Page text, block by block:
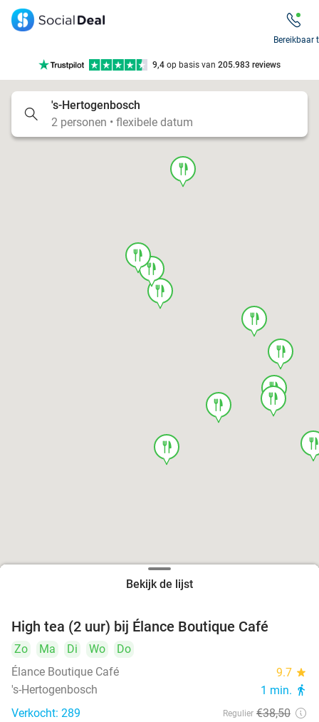
9,4 op basis van 205.983 reviews
10+ miljoen leden
Bereikbaar
's-Hertogenbosch
2 personen • flexibele datum
food
food
food
food
food
food
food
food
food
food
Bekijk de lijst
High tea (2 uur) bij Élance Boutique Café
Zo Ma Di Wo
Do
Élance Boutique Café
9.7 star
's-Hertogenbosch 1 min. directions_walk
Verkocht: 289 Regulier €38,50